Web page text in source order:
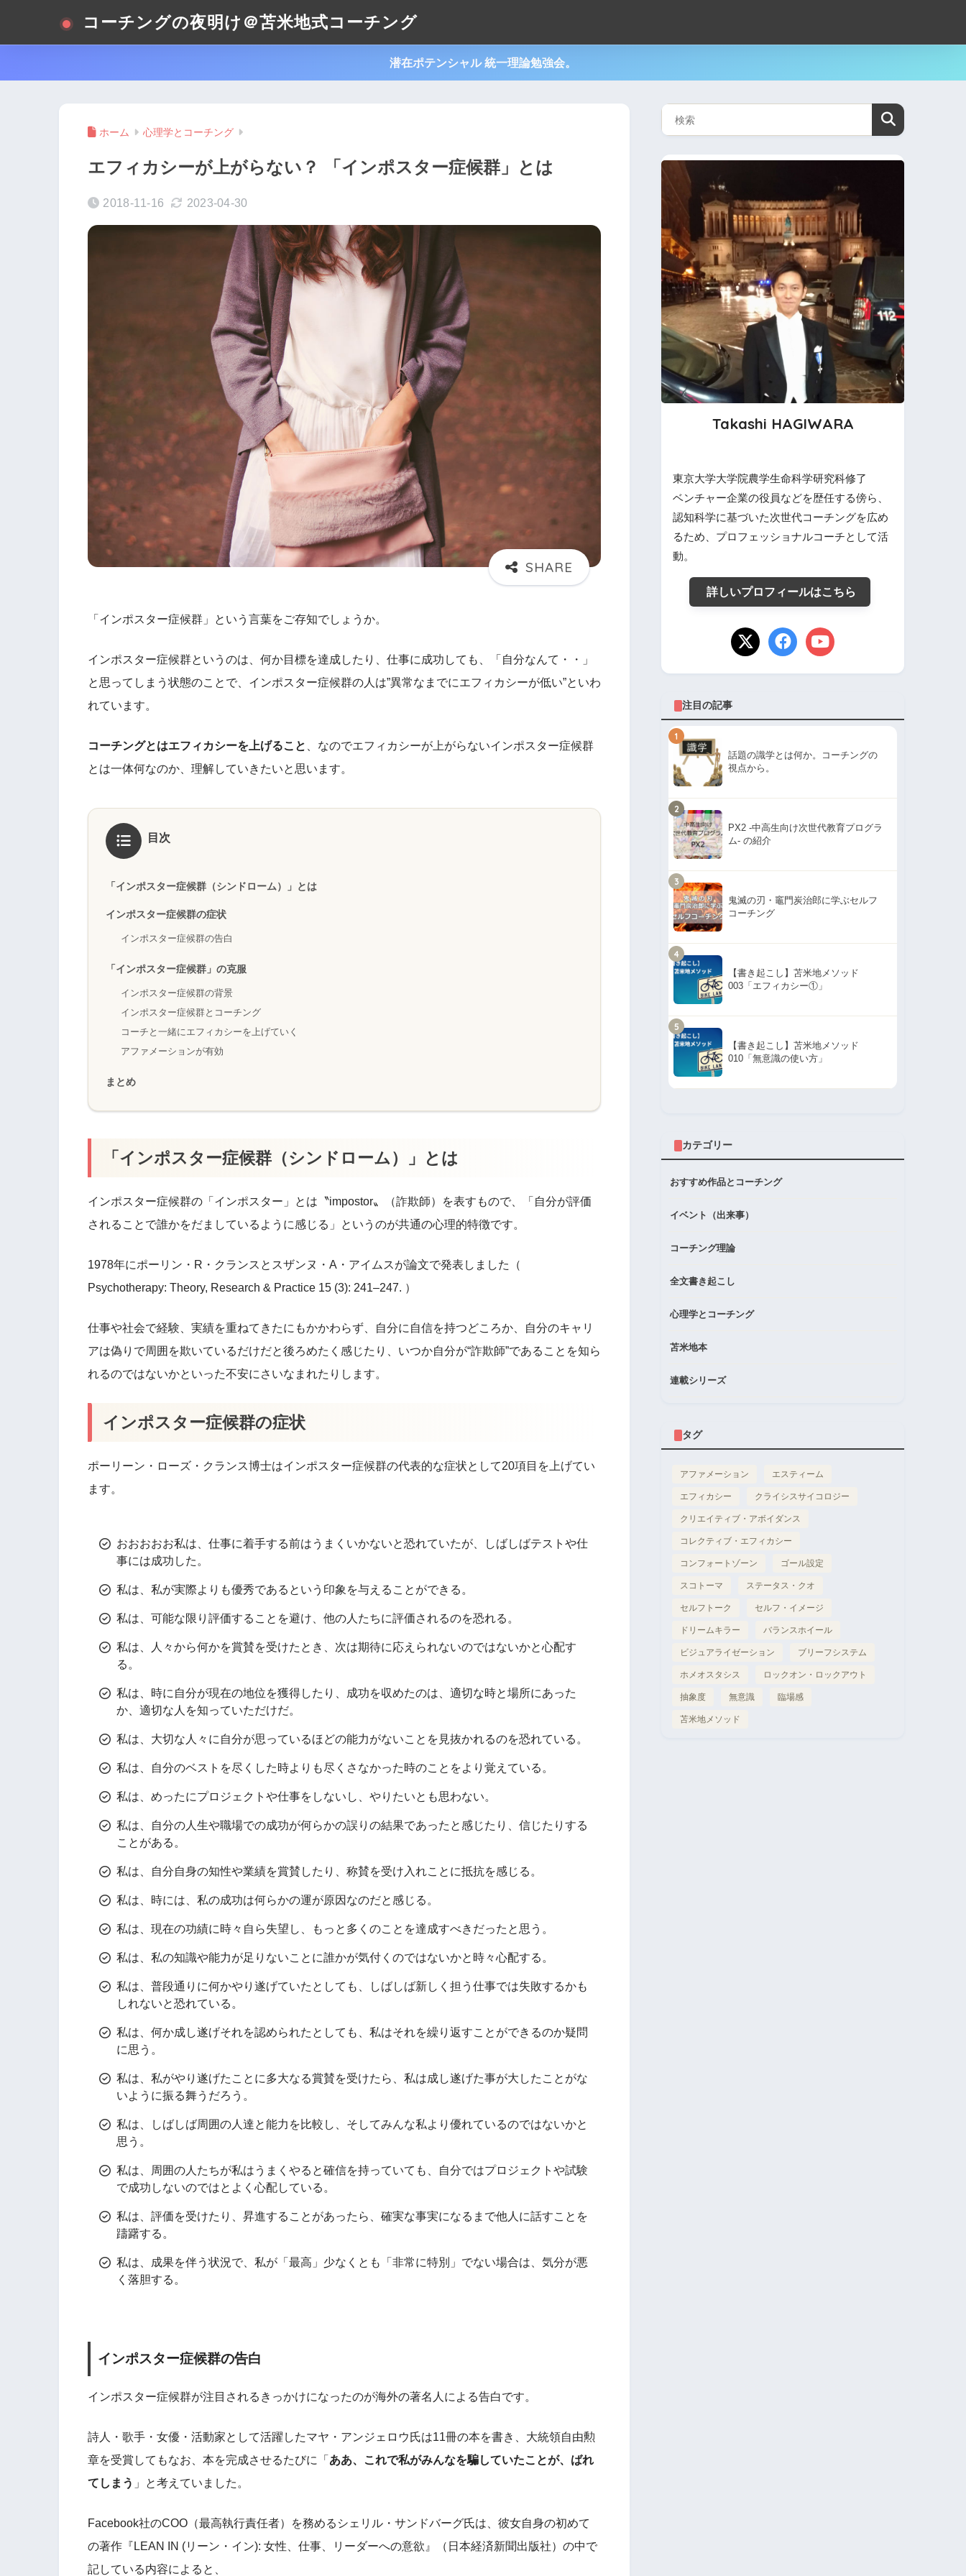
コーチングの夜明け＠苫米地式コーチング
潜在ポテンシャル 統一理論勉強会。
ホーム 心理学とコーチング
エフィカシーが上がらない？ 「インポスター症候群」とは
2018-11-16 2023-04-30
「インポスター症候群」という言葉をご存知でしょうか。
インポスター症候群というのは、何か目標を達成したり、仕事に成功しても、「自分なんて・・」
と思ってしまう状態のことで、インポスター症候群の人は”異常なまでにエフィカシーが低い”といわ
れています。
コーチングとはエフィカシーを上げること
、なのでエフィカシーが上がらないインポスター症候群
とは一体何なのか、理解していきたいと思います。
目次
「インポスター症候群（シンドローム）」とは
インポスター症候群の症状
インポスター症候群の告白
「インポスター症候群」の克服
インポスター症候群の背景
インポスター症候群とコーチング
コーチと一緒にエフィカシーを上げていく
アファメーションが有効
まとめ
「インポスター症候群（シンドローム）」とは
インポスター症候群の「インポスター」とは〝impostor〟（詐欺師）を表すもので、「自分が評価
されることで誰かをだましているように感じる」というのが共通の心理的特徴です。
1978年にポーリン・R・クランスとスザンヌ・A・アイムスが論文で発表しました（
Psychotherapy: Theory, Research & Practice 15 (3): 241–247. ）
仕事や社会で経験、実績を重ねてきたにもかかわらず、自分に自信を持つどころか、自分のキャリ
アは偽りで周囲を欺いているだけだと後ろめたく感じたり、いつか自分が“詐欺師”であることを知ら
れるのではないかといった不安にさいなまれたりします。
インポスター症候群の症状
ポーリーン・ローズ・クランス博士はインポスター症候群の代表的な症状として20項目を上げてい
ます。
おおおおお私は、仕事に着手する前はうまくいかないと恐れていたが、しばしばテストや仕
事には成功した。
私は、私が実際よりも優秀であるという印象を与えることができる。
私は、可能な限り評価することを避け、他の人たちに評価されるのを恐れる。
私は、人々から何かを賞賛を受けたとき、次は期待に応えられないのではないかと心配す
る。
私は、時に自分が現在の地位を獲得したり、成功を収めたのは、適切な時と場所にあった
か、適切な人を知っていただけだ。
私は、大切な人々に自分が思っているほどの能力がないことを見抜かれるのを恐れている。
私は、自分のベストを尽くした時よりも尽くさなかった時のことをより覚えている。
私は、めったにプロジェクトや仕事をしないし、やりたいとも思わない。
私は、自分の人生や職場での成功が何らかの誤りの結果であったと感じたり、信じたりする
ことがある。
私は、自分自身の知性や業績を賞賛したり、称賛を受け入れことに抵抗を感じる。
私は、時には、私の成功は何らかの運が原因なのだと感じる。
私は、現在の功績に時々自ら失望し、もっと多くのことを達成すべきだったと思う。
私は、私の知識や能力が足りないことに誰かが気付くのではないかと時々心配する。
私は、普段通りに何かやり遂げていたとしても、しばしば新しく担う仕事では失敗するかも
しれないと恐れている。
私は、何か成し遂げそれを認められたとしても、私はそれを繰り返すことができるのか疑問
に思う。
私は、私がやり遂げたことに多大なる賞賛を受けたら、私は成し遂げた事が大したことがな
いように振る舞うだろう。
私は、しばしば周囲の人達と能力を比較し、そしてみんな私より優れているのではないかと
思う。
私は、周囲の人たちが私はうまくやると確信を持っていても、自分ではプロジェクトや試験
で成功しないのではとよく心配している。
私は、評価を受けたり、昇進することがあったら、確実な事実になるまで他人に話すことを
躊躇する。
私は、成果を伴う状況で、私が「最高」少なくとも「非常に特別」でない場合は、気分が悪
く落胆する。
インポスター症候群の告白
インポスター症候群が注目されるきっかけになったのが海外の著名人による告白です。
詩人・歌手・女優・活動家として活躍したマヤ・アンジェロウ氏は11冊の本を書き、大統領自由勲
章を受賞してもなお、本を完成させるたびに「 ああ、これで私がみんなを騙していたことが、ばれ
てしまう 」と考えていました。
Facebook社のCOO（最高執行責任者）を務めるシェリル・サンドバーグ氏は、彼女自身の初めて
の著作『LEAN IN (リーン・イン): 女性、仕事、リーダーへの意欲』（日本経済新聞出版社）の中で
記している内容によると、
Takashi HAGIWARA
東京大学大学院農学生命科学研究科修了
ベンチャー企業の役員などを歴任する傍ら、
認知科学に基づいた次世代コーチングを広め
るため、プロフェッショナルコーチとして活
動。
詳しいプロフィールはこちら
注目の記事
1
話題の識学とは何か。コーチングの
視点から。
2
PX2 -中高生向け次世代教育プログラ
ム- の紹介
3
鬼滅の刃・竈門炭治郎に学ぶセルフ
コーチング
4
【書き起こし】苫米地メソッド
003「エフィカシー①」
5
【書き起こし】苫米地メソッド
010「無意識の使い方」
カテゴリー
おすすめ作品とコーチング
イベント（出来事）
コーチング理論
全文書き起こし
心理学とコーチング
苫米地本
連載シリーズ
タグ
アファメーション エスティーム
エフィカシー クライシスサイコロジー
クリエイティブ・アボイダンス
コレクティブ・エフィカシー
コンフォートゾーン ゴール設定
スコトーマ ステータス・クオ
セルフトーク セルフ・イメージ
ドリームキラー バランスホイール
ビジュアライゼーション ブリーフシステム
ホメオスタシス ロックオン・ロックアウト
抽象度 無意識 臨場感
苫米地メソッド